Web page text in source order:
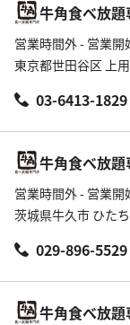
牛角食べ放
営業時間外 - 営業開
東京都世田谷区 上
03-6413-1829
牛角食べ放
営業時間外 - 営業開
茨城県牛久市 ひた
029-896-5529
牛角食べ放